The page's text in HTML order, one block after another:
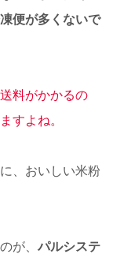
便が多くないで
料がかかるの
すよね。
、おいしい米粉
が、 パルシステ